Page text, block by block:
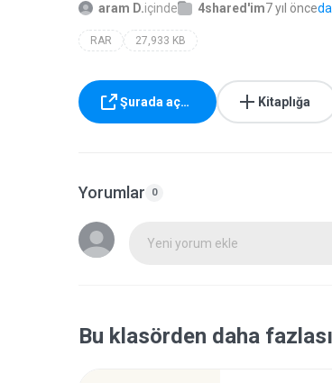
aram D.içinde 4shared'im7 yıl önce
RAR 27,933 KB
Şurada aç… Kitaplığa
Yorumlar 0
Yeni yorum ekle
Bu klasörden daha fazlası